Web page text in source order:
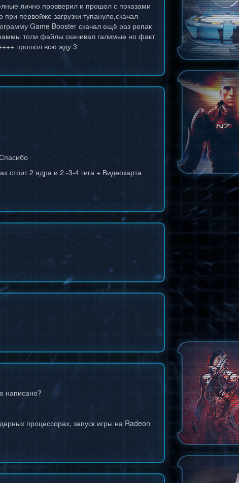
лично провверил и прошол с показами
первойже загрузки тупануло,скачал
Game Booster скачал ещё раз репак
толи файлы скачивал галимые но факт
прошол всю жду 3
стоит 2 ядра и 2 -3-4 гига + Видеокарта
написано?
процессорах, запуск игры на Radeon